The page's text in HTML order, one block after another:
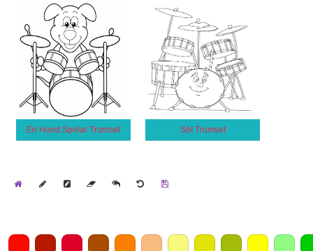
En Hund Spelar Trumset Söt Trumset